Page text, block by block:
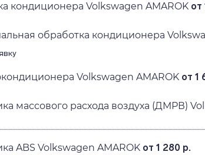
кондиционера Volkswagen AMAROK от
обработка кондиционера
Volkswagen AMAROK от 1
массового расхода воздуха (ДМРВ)
ABS Volkswagen AMAROK от 1 280 р.